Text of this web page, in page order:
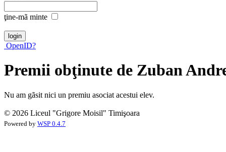
ţine-mã minte
OpenID?
Premii obţinute de Zuban
Nu am gãsit nici un premiu asociat acestui elev.
© 2026 Liceul "Grigore Moisil" Timişoara
Powered by WSP 0.4.7